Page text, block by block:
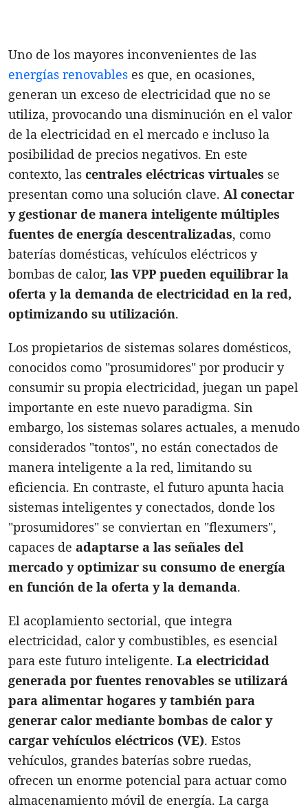
Uno de los mayores inconvenientes de las
energías renovables es que, en ocasiones,
generan un exceso de electricidad que no se
utiliza, provocando una disminución en el valor
de la electricidad en el mercado e incluso la
posibilidad de precios negativos. En este
contexto, las centrales eléctricas virtuales se
presentan como una solución clave. Al conectar
y gestionar de manera inteligente múltiples
fuentes de energía descentralizadas, como
baterías domésticas, vehículos eléctricos y
bombas de calor, las VPP pueden equilibrar la
oferta y la demanda de electricidad en la red,
optimizando su utilización.
Los propietarios de sistemas solares domésticos,
conocidos como "prosumidores" por producir y
consumir su propia electricidad, juegan un papel
importante en este nuevo paradigma. Sin
embargo, los sistemas solares actuales, a menudo
considerados "tontos", no están conectados de
manera inteligente a la red, limitando su
eficiencia. En contraste, el futuro apunta hacia
sistemas inteligentes y conectados, donde los
"prosumidores" se conviertan en "flexumers",
capaces de adaptarse a las señales del
mercado y optimizar su consumo de energía
en función de la oferta y la demanda.
El acoplamiento sectorial, que integra
electricidad, calor y combustibles, es esencial
para este futuro inteligente. La electricidad
generada por fuentes renovables se utilizará
para alimentar hogares y también para
generar calor mediante bombas de calor y
cargar vehículos eléctricos (VE). Estos
vehículos, grandes baterías sobre ruedas,
ofrecen un enorme potencial para actuar como
almacenamiento móvil de energía. La carga